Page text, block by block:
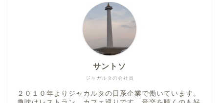
ジャカルタの会社員
サントソ
２０１０年よりジャカルタの日系企業で働いています。